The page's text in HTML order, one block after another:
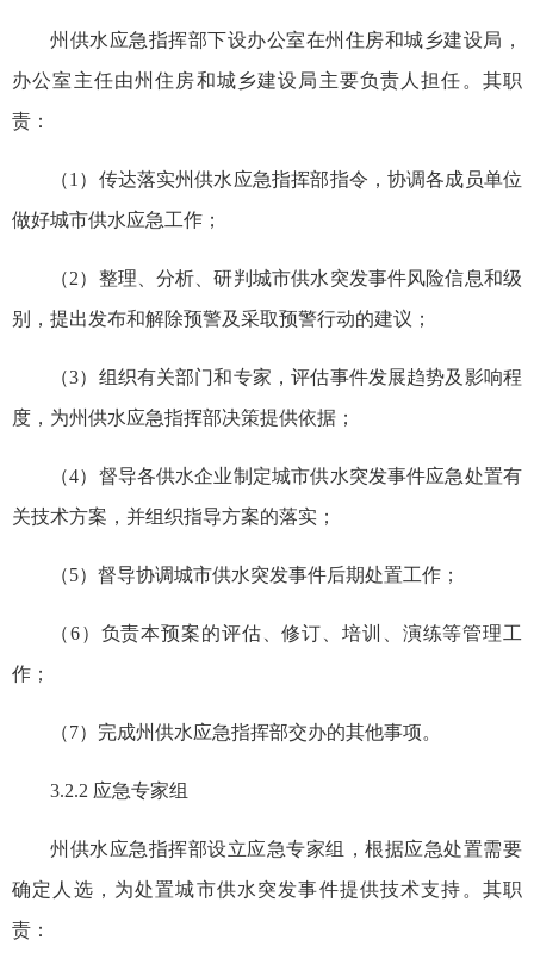
州供水应急指挥部下设办公室在州住房和城乡建设局，
办公室主任由州住房和城乡建设局主要负责人担任。其职
责：
（1）传达落实州供水应急指挥部指令，协调各成员单位
做好城市供水应急工作；
（2）整理、分析、研判城市供水突发事件风险信息和级
别，提出发布和解除预警及采取预警行动的建议；
（3）组织有关部门和专家，评估事件发展趋势及影响程
度，为州供水应急指挥部决策提供依据；
（4）督导各供水企业制定城市供水突发事件应急处置有
关技术方案，并组织指导方案的落实；
（5）督导协调城市供水突发事件后期处置工作；
（6）负责本预案的评估、修订、培训、演练等管理工
作；
（7）完成州供水应急指挥部交办的其他事项。
3.2.2 应急专家组
州供水应急指挥部设立应急专家组，根据应急处置需要
确定人选，为处置城市供水突发事件提供技术支持。其职
责：